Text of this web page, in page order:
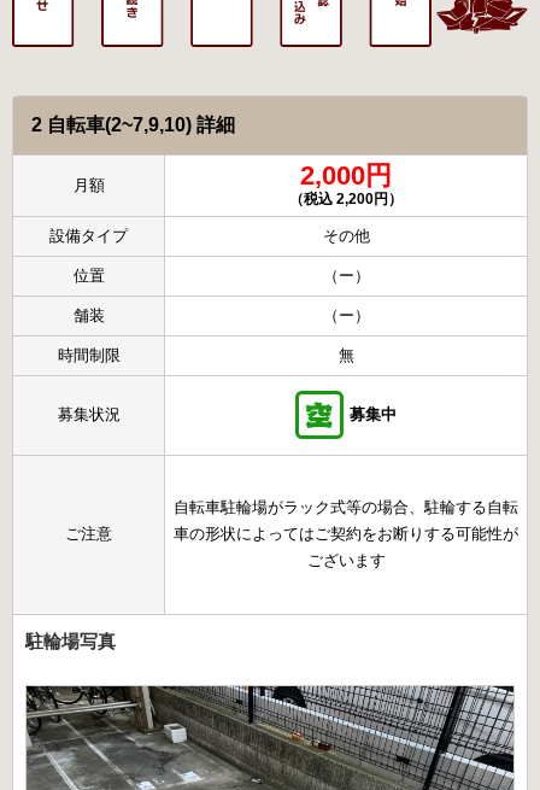
2 自転車(2~7,9,10) 詳細
月額 2,000円
（税込 2,200円）
設備タイプ その他
位置 （ー）
舗装 （ー）
時間制限 無
募集状況 募集中
ご注意
自転車駐輪場がラック式等の場合、駐輪する自転
車の形状によってはご契約をお断りする可能性が
ございます
駐輪場写真